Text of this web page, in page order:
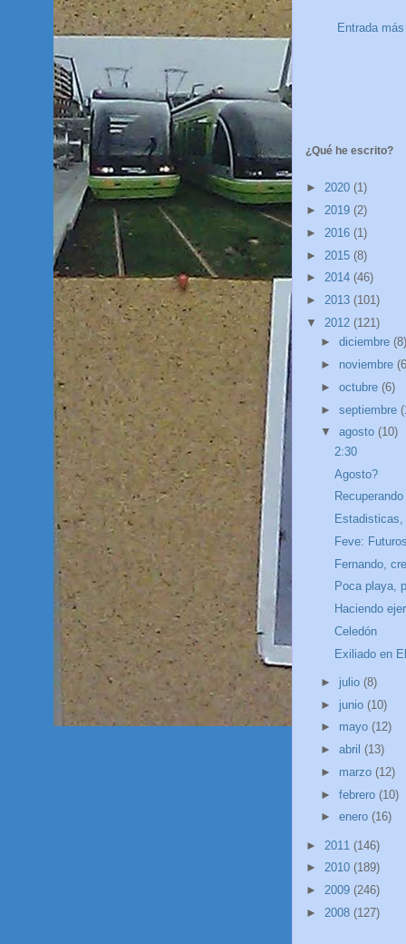
Entrada
¿Qué he escrito?
► 2020 (1)
► 2019 (2)
► 2016 (1)
► 2015 (8)
► 2014 (46)
► 2013 (101)
▼ 2012 (121)
► diciembre (8)
► noviembre
► octubre (6)
► septiembre
▼ agosto (10)
2:30
Agosto?
Feve:
Fernando,
Poca playa,
Haciendo
Celedón
Exiliado en
► julio (8)
► junio (10)
► mayo (12)
► abril (13)
► marzo (12)
► febrero (10)
► enero (16)
► 2011 (146)
► 2010 (189)
► 2009 (246)
► 2008 (127)